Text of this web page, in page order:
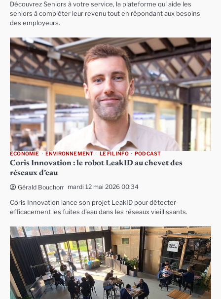
Découvrez Seniors à votre service, la plateforme qui aide les
seniors à compléter leur revenu tout en répondant aux besoins
des employeurs.
ECONOMIE ENVIRONNEMENT LE FIL INFO PODCAST
Coris Innovation : le robot LeakID au chevet des
réseaux d’eau
Gérald Bouchon mardi 12 mai 2026 00:34
Coris Innovation lance son projet LeakID pour détecter
efficacement les fuites d’eau dans les réseaux vieillissants.